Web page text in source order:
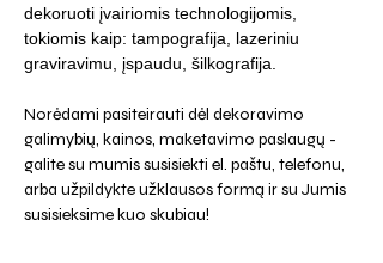
dekoruoti įvairiomis technologijomis,
tokiomis kaip: tampografija, lazeriniu
graviravimu, įspaudu, šilkografija.
Norėdami pasiteirauti dėl dekoravimo
galimybių, kainos, maketavimo paslaugų -
galite su mumis susisiekti el. paštu, telefonu,
arba užpildykte užklausos formą ir su Jumis
susisieksime kuo skubiau!